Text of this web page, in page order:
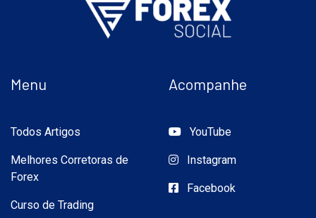
Menu
Todos Artigos
Melhores Corretoras de
Forex
Curso de Trading
Acompanhe
YouTube
Instagram
Facebook